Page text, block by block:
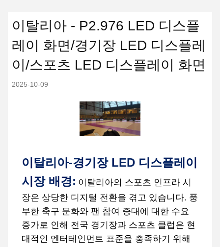
이탈리아 - P2.976 LED 디스플
레이 화면/경기장 LED 디스플레
이/스포츠 LED 디스플레이 화면
2025-10-09
이탈리아-경기장 LED 디스플레이
시장 배경: 이탈리아의 스포츠 인프라 시
장은 상당한 디지털 전환을 겪고 있습니다. 풍
부한 축구 문화와 팬 참여 증대에 대한 수요
증가로 인해 전국 경기장과 스포츠 클럽은 현
대적인 엔터테인먼트 표준을 충족하기 위해